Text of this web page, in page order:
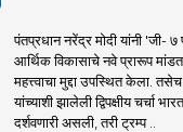
पंतप्रधान नरेंद्र मोदी यांनी 'जी-
आर्थिक विकासाचे नवे प्रारूप
महत्त्वाचा मुद्दा उपस्थित केला. तसेच
यांच्याशी झालेली द्विपक्षीय चर्चा
दर्शवणारी असली, तरी ट्रम्प ..